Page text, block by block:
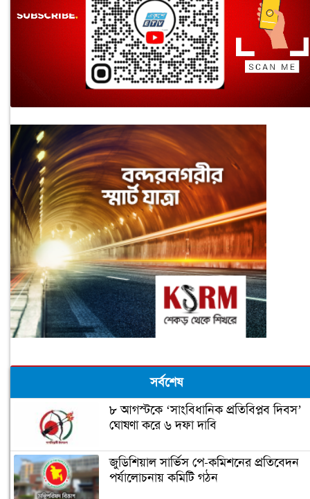
সর্বশেষ
৮ আগস্টকে ‘সাংবিধানিক প্রতিবিপ্লব দিবস’
ঘোষণা করে ৬ দফা দাবি
জুডিশিয়াল সার্ভিস পে-কমিশনের প্রতিবেদন
পর্যালোচনায় কমিটি গঠন